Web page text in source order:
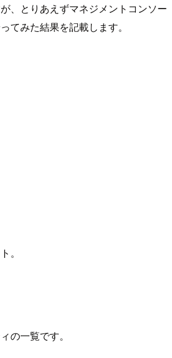
、とりあえずマネジメントコンソー
てみた結果を記載します。
。
の一覧です。